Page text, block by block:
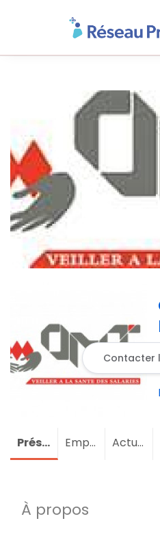
Contacter
Présentation Emploi Actualités
À propos